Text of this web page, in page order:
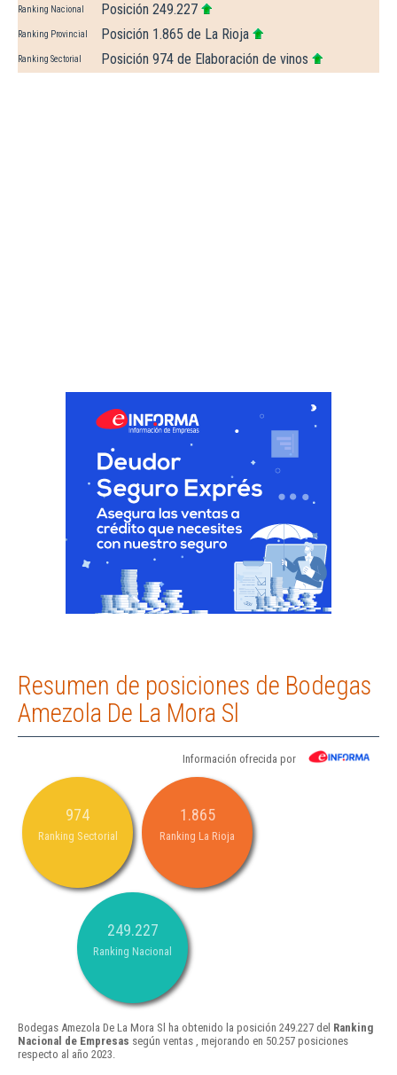
Ranking Nacional Posición 249.227
Ranking Provincial Posición 1.865 de La Rioja
Ranking Sectorial Posición 974 de Elaboración de vinos
Resumen de posiciones de Bodegas
Amezola De La Mora Sl
Información ofrecida por
974
Ranking Sectorial
1.865
Ranking La Rioja
249.227
Ranking Nacional
Bodegas Amezola De La Mora Sl ha obtenido la posición 249.227 del Ranking
Nacional de Empresas según ventas , mejorando en 50.257 posiciones
respecto al año 2023.